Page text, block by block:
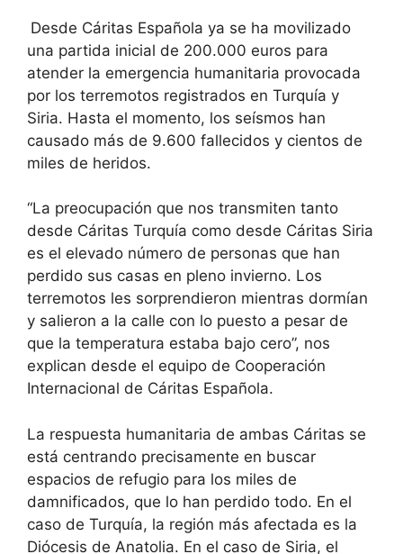
Desde Cáritas Española ya se ha movilizado
una partida inicial de 200.000 euros para
atender la emergencia humanitaria provocada
por los terremotos registrados en Turquía y
Siria. Hasta el momento, los seísmos han
causado más de 9.600 fallecidos y cientos de
miles de heridos.
“La preocupación que nos transmiten tanto
desde Cáritas Turquía como desde Cáritas Siria
es el elevado número de personas que han
perdido sus casas en pleno invierno. Los
terremotos les sorprendieron mientras dormían
y salieron a la calle con lo puesto a pesar de
que la temperatura estaba bajo cero”, nos
explican desde el equipo de Cooperación
Internacional de Cáritas Española.
La respuesta humanitaria de ambas Cáritas se
está centrando precisamente en buscar
espacios de refugio para los miles de
damnificados, que lo han perdido todo. En el
caso de Turquía, la región más afectada es la
Diócesis de Anatolia. En el caso de Siria, el